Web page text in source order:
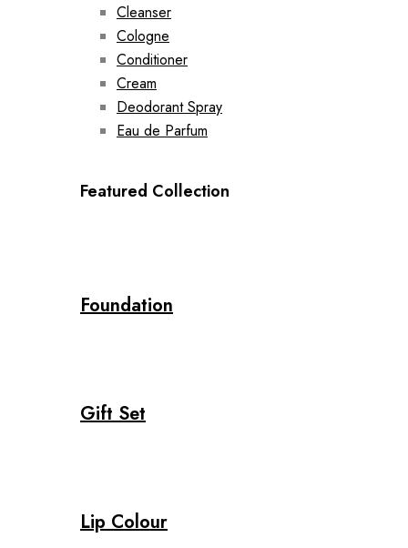
Cleanser
Cologne
Conditioner
Cream
Deodorant Spray
Eau de Parfum
Featured Collection
Foundation
Gift Set
Lip Colour